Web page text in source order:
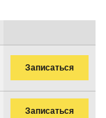
Записаться
Записаться